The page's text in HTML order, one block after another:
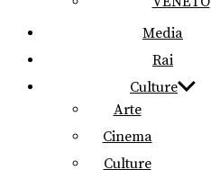
Media
Rai
Culture
Arte
Cinema
Culture